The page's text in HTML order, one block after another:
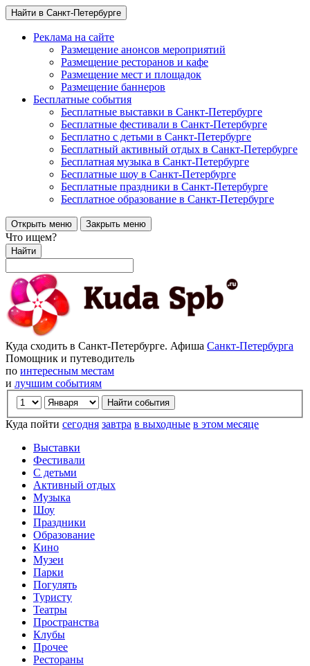
Найти в Санкт-Петербурге
Реклама на сайте
Размещение анонсов мероприятий
Размещение ресторанов и кафе
Размещение мест и площадок
Размещение баннеров
Бесплатные события
Бесплатные выставки в Санкт-Петербурге
Бесплатные фестивали в Санкт-Петербурге
Бесплатно с детьми в Санкт-Петербурге
Бесплатный активный отдых в Санкт-Петербурге
Бесплатная музыка в Санкт-Петербурге
Бесплатные шоу в Санкт-Петербурге
Бесплатные праздники в Санкт-Петербурге
Бесплатное образование в Санкт-Петербурге
Открыть меню Закрыть меню
Что ищем?
Найти
Куда сходить в Санкт-Петербурге. Афиша Санкт-Петербурга
Помощник и путеводитель
по интересным местам
и лучшим событиям
Куда пойти сегодня завтра в выходные в этом месяце
Выставки
Фестивали
С детьми
Активный отдых
Музыка
Шоу
Праздники
Образование
Кино
Музеи
Парки
Погулять
Туристу
Театры
Пространства
Клубы
Прочее
Рестораны